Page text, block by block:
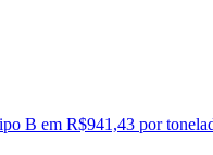
B em R$941,43 por